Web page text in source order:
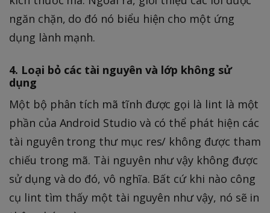
ngăn chặn, do đó nó biểu hiện cho một ứng
dụng lành mạnh.
4. Loại bỏ các tài nguyên và lớp không sử
dụng
Một bộ phân tích mã tĩnh được gọi là lint là một
phần của Android Studio và có thể phát hiện các
tài nguyên trong thư mục res/ không được tham
chiếu trong mã. Tài nguyên như vậy không được
sử dụng và do đó, vô nghĩa. Bất cứ khi nào công
cụ lint tìm thấy một tài nguyên như vậy, nó sẽ in